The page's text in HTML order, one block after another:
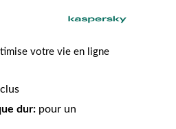
votre vie en ligne
dur:pour un